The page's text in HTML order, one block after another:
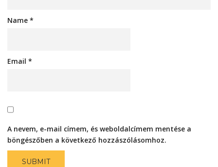
Name *
Email *
A nevem, e-mail címem, és weboldalcímem mentése a
böngészőben a következő hozzászólásomhoz.